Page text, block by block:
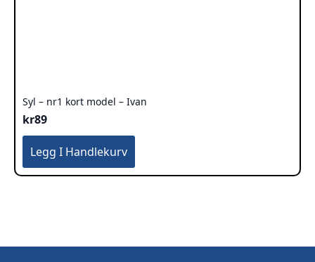
Syl – nr1 kort model – Ivan
kr89
Legg I Handlekurv